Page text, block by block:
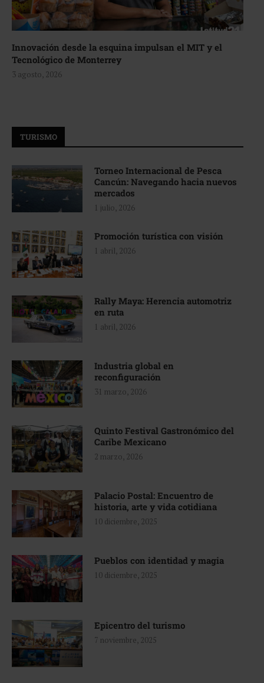
Innovación desde la esquina impulsan el MIT y el
Tecnológico de Monterrey
3 agosto, 2026
TURISMO
Torneo Internacional de Pesca
Cancún: Navegando hacia nuevos
mercados
1 julio, 2026
Promoción turística con visión
1 abril, 2026
Rally Maya: Herencia automotriz
en ruta
1 abril, 2026
Industria global en
reconfiguración
31 marzo, 2026
Quinto Festival Gastronómico del
Caribe Mexicano
2 marzo, 2026
Palacio Postal: Encuentro de
historia, arte y vida cotidiana
10 diciembre, 2025
Pueblos con identidad y magia
10 diciembre, 2025
Epicentro del turismo
7 noviembre, 2025